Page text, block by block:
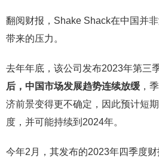
翻阅财报，Shake Shack在中国并
带来的压力。
去年年底，该公司发布2023年第三
后，中国市场发展趋势连续放缓 ，
济前景变得更不确定，因此预计短
度，并可能持续到2024年。
今年2月，其发布的2023年四季度